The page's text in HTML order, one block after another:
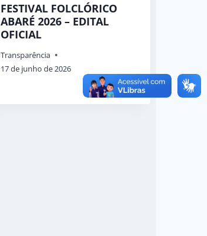
FESTIVAL FOLCLÓRICO
ABARÉ 2026 – EDITAL
OFICIAL
Transparência
17 de junho de 2026